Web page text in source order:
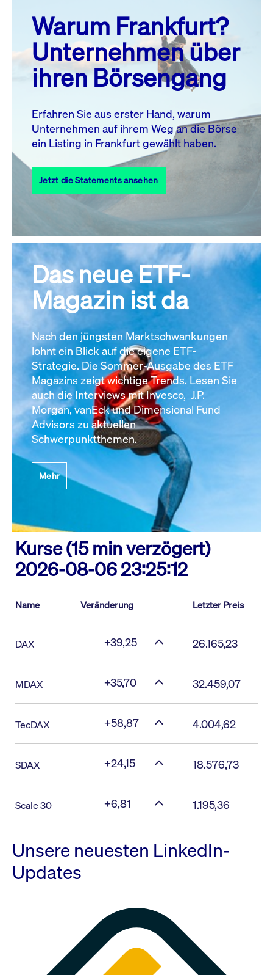
MO. DI. MI. DO. FR. SA. SO.
1
2
3
4 5 6 7 8
10 11 13 14
17
18 19 20 21 22
23
27 28
31
Alle Events
Warum Frankfurt?
Unternehmen über
ihren Börsengang
Erfahren Sie aus erster Hand, warum
Unternehmen auf ihrem Weg an die Börse
ein Listing in Frankfurt gewählt haben.
Jetzt die Statements ansehen
Das neue ETF-
Magazin ist da
Nach den jüngsten Marktschwankungen
lohnt ein Blick auf die eigene ETF-
Strategie. Die Sommer-Ausgabe des ETF
Magazins zeigt wichtige Trends. Lesen Sie
auch die Interviews mit Invesco, J.P.
Morgan, vanEck und Dimensional Fund
Advisors zu aktuellen
Schwerpunktthemen.
Mehr
Kurse (15 min verzögert)
2026-08-06 23:25:12
Name Veränderung Letzter Preis
DAX +39,25 26.165,23
MDAX +35,70 32.459,07
TecDAX +58,87 4.004,62
SDAX +24,15 18.576,73
Scale 30 +6,81 1.195,36
Unsere neuesten LinkedIn-
Updates